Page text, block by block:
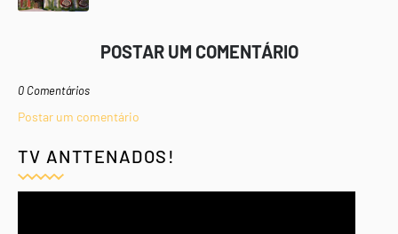
POSTAR UM COMENTÁRIO
0 Comentários
Postar um comentário
TV ANTTENADOS!